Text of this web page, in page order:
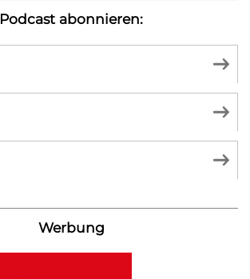
Podcast abonnieren:
Werbung